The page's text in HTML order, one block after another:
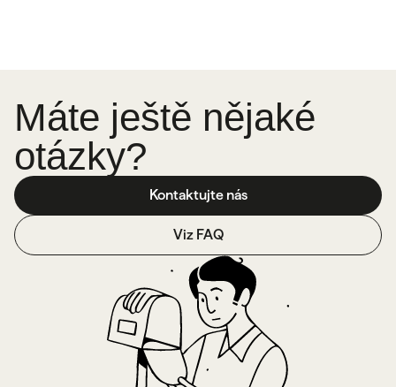
Máte ještě nějaké
otázky?
Kontaktujte nás
Viz FAQ